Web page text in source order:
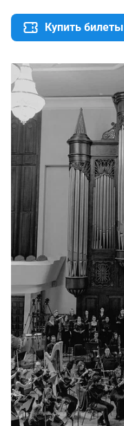
Купить билеты